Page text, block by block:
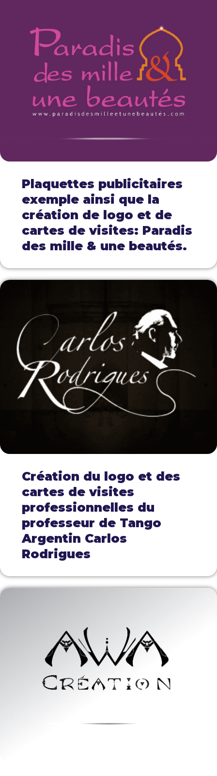
Plaquettes publicitaires
exemple ainsi que la
création de logo et de
cartes de visites: Paradis
des mille & une beautés.
Création du logo et des
cartes de visites
professionnelles du
professeur de Tango
Argentin Carlos
Rodrigues